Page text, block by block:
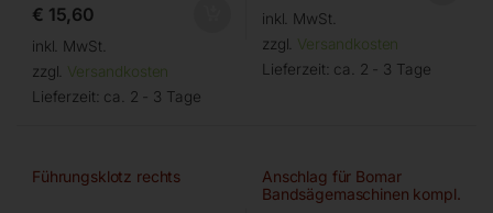
€ 15,60
inkl. MwSt.
zzgl. Versandkosten
Lieferzeit: ca. 2 - 3 Tage
inkl. MwSt.
zzgl. Versandkosten
Lieferzeit: ca. 2 - 3 Tage
Führungsklotz rechts
Anschlag für Bomar
Bandsägemaschinen kompl.